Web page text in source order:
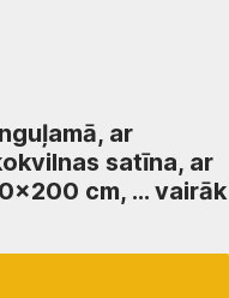
ar
satīna, ar
cm, … vairāk